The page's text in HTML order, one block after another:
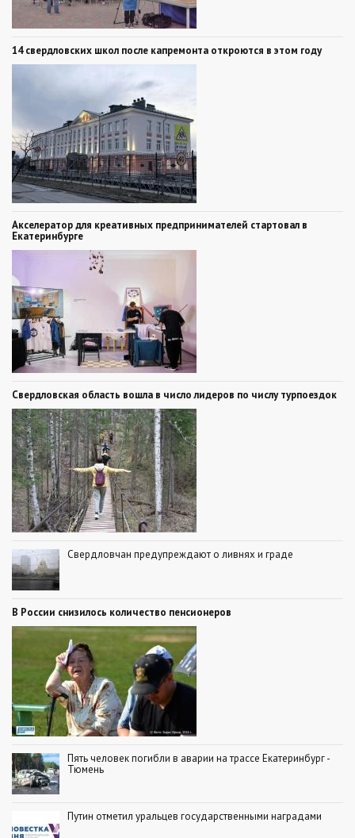
14 свердловских школ после капремонта откроются в этом году
Акселератор для креативных предпринимателей стартовал в
Екатеринбурге
Свердловская область вошла в число лидеров по числу турпоездок
Свердловчан предупреждают о ливнях и граде
В России снизилось количество пенсионеров
Пять человек погибли в аварии на трассе Екатеринбург -
Тюмень
Путин отметил уральцев государственными наградами